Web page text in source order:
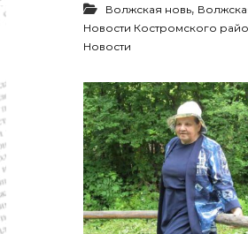
Волжская новь,
Новости Костромского
Новости